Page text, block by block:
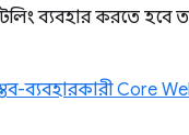
ব্যবহার করতে হবে
ব্যবহারকারী Core